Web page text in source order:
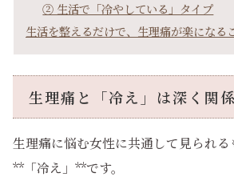
② 生活で「冷やしている」タイプ
生活を整えるだけで、生理痛が楽になる
生理痛と「冷え」は深く関
生理痛に悩む女性に共通して見られる
**「冷え」**です。